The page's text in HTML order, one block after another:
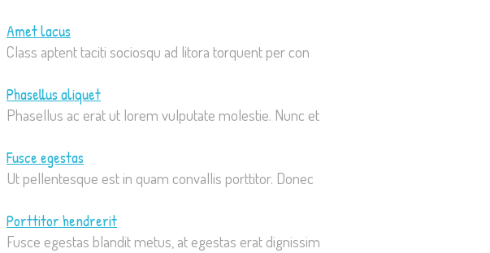
Amet lacus
Class aptent taciti sociosqu ad litora torquent per con
Phasellus aliquet
Phasellus ac erat ut lorem vulputate molestie. Nunc et
Fusce egestas
Ut pellentesque est in quam convallis porttitor. Donec
Porttitor hendrerit
Fusce egestas blandit metus, at egestas erat dignissim